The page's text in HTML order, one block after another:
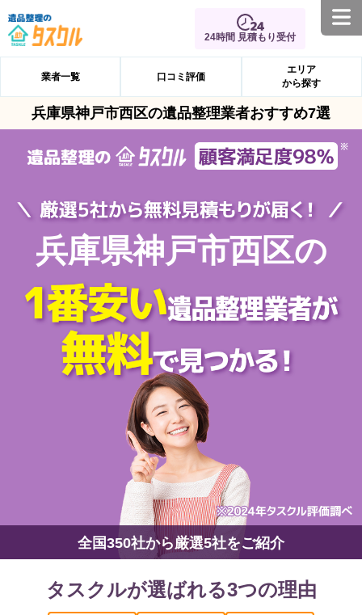
24時間 見積もり受付
業者一覧 口コミ評価
エリア
から探す
兵庫県神戸市西区の遺品整理業者おすすめ7選
兵庫県神戸市西区の
全国350社から厳選5社をご紹介
タスクルが選ばれる3つの理由